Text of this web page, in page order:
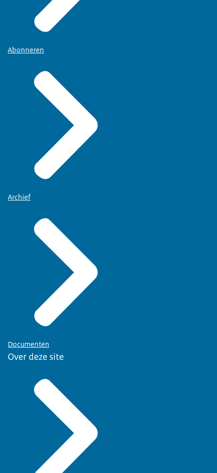
Abonneren
Archief
Documenten
Over deze site